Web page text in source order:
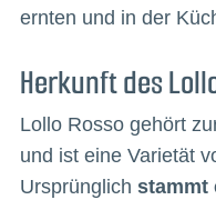
ernten und in der
Herkunft des
Lollo Rosso gehört
und ist eine Varietät
Ursprünglich stammt